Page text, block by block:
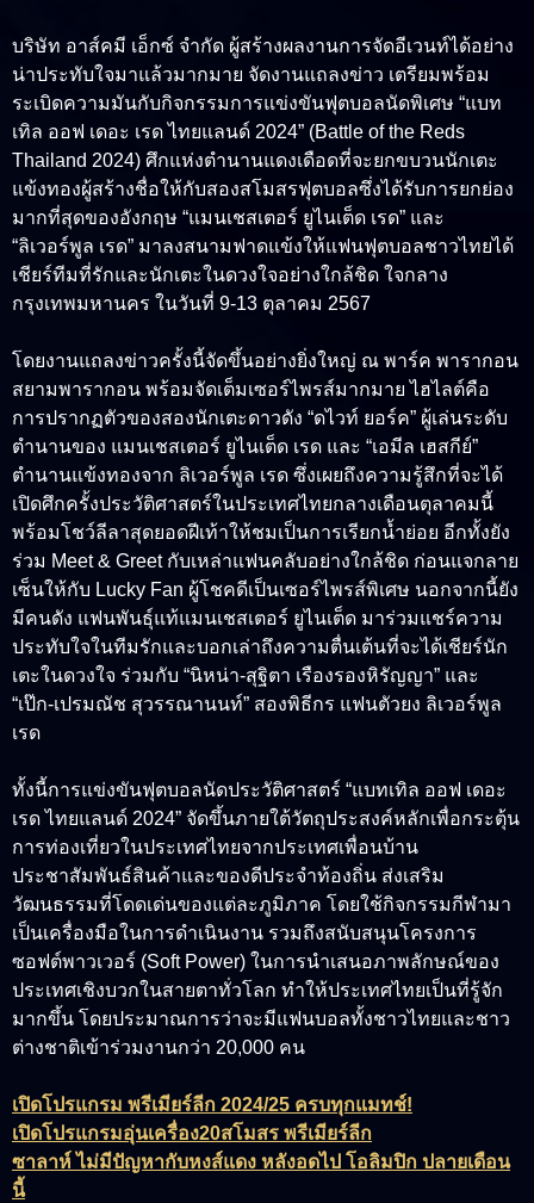
บริษัท อาส์คมี เอ็กซ์ จำกัด ผู้สร้างผลงานการจัดอีเวนท์ได้อย่าง
น่าประทับใจมาแล้วมากมาย จัดงานแถลงข่าว เตรียมพร้อม
ระเบิดความมันกับกิจกรรมการแข่งขันฟุตบอลนัดพิเศษ “แบท
เทิล ออฟ เดอะ เรด ไทยแลนด์ 2024” (Battle of the Reds
Thailand 2024) ศึกแห่งตำนานแดงเดือดที่จะยกขบวนนักเตะ
แข้งทองผู้สร้างชื่อให้กับสองสโมสรฟุตบอลซึ่งได้รับการยกย่อง
มากที่สุดของอังกฤษ “แมนเชสเตอร์ ยูไนเต็ด เรด” และ
“ลิเวอร์พูล เรด” มาลงสนามฟาดแข้งให้แฟนฟุตบอลชาวไทยได้
เชียร์ทีมที่รักและนักเตะในดวงใจอย่างใกล้ชิด ใจกลาง
กรุงเทพมหานคร ในวันที่ 9-13 ตุลาคม 2567
โดยงานแถลงข่าวครั้งนี้จัดขึ้นอย่างยิ่งใหญ่ ณ พาร์ค พารากอน
สยามพารากอน พร้อมจัดเต็มเซอร์ไพรส์มากมาย ไฮไลต์คือ
การปรากฏตัวของสองนักเตะดาวดัง “ดไวท์ ยอร์ค” ผู้เล่นระดับ
ตำนานของ แมนเชสเตอร์ ยูไนเต็ด เรด และ “เอมีล เฮสกีย์”
ตำนานแข้งทองจาก ลิเวอร์พูล เรด ซึ่งเผยถึงความรู้สึกที่จะได้
เปิดศึกครั้งประวัติศาสตร์ในประเทศไทยกลางเดือนตุลาคมนี้
พร้อมโชว์ลีลาสุดยอดฝีเท้าให้ชมเป็นการเรียกน้ำย่อย อีกทั้งยัง
ร่วม Meet & Greet กับเหล่าแฟนคลับอย่างใกล้ชิด ก่อนแจกลาย
เซ็นให้กับ Lucky Fan ผู้โชคดีเป็นเซอร์ไพรส์พิเศษ นอกจากนี้ยัง
มีคนดัง แฟนพันธุ์แท้แมนเชสเตอร์ ยูไนเต็ด มาร่วมแชร์ความ
ประทับใจในทีมรักและบอกเล่าถึงความตื่นเต้นที่จะได้เชียร์นัก
เตะในดวงใจ ร่วมกับ “นิหน่า-สุฐิตา เรืองรองหิรัญญา” และ
“เป๊ก-เปรมณัช สุวรรณานนท์” สองพิธีกร แฟนตัวยง ลิเวอร์พูล
เรด
ทั้งนี้การแข่งขันฟุตบอลนัดประวัติศาสตร์ “แบทเทิล ออฟ เดอะ
เรด ไทยแลนด์ 2024” จัดขึ้นภายใต้วัตถุประสงค์หลักเพื่อกระตุ้น
การท่องเที่ยวในประเทศไทยจากประเทศเพื่อนบ้าน
ประชาสัมพันธ์สินค้าและของดีประจำท้องถิ่น ส่งเสริม
วัฒนธรรมที่โดดเด่นของแต่ละภูมิภาค โดยใช้กิจกรรมกีฬามา
เป็นเครื่องมือในการดำเนินงาน รวมถึงสนับสนุนโครงการ
ซอฟต์พาวเวอร์ (Soft Power) ในการนำเสนอภาพลักษณ์ของ
ประเทศเชิงบวกในสายตาทั่วโลก ทำให้ประเทศไทยเป็นที่รู้จัก
มากขึ้น โดยประมาณการว่าจะมีแฟนบอลทั้งชาวไทยและชาว
ต่างชาติเข้าร่วมงานกว่า 20,000 คน
เปิดโปรแกรม พรีเมียร์ลีก 2024/25 ครบทุกแมทช์!
เปิดโปรแกรมอุ่นเครื่อง20สโมสร พรีเมียร์ลีก
ซาลาห์ ไม่มีปัญหากับหงส์แดง หลังอดไป โอลิมปิก ปลายเดือน
นี้